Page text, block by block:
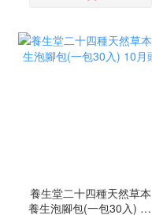
養生堂二十四種天然草本
養生泡腳包(一包30入) 10